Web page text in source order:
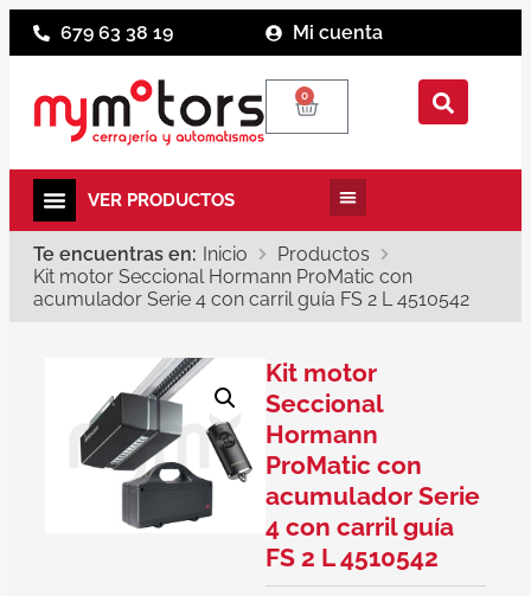
679 63 38 19 Mi cuenta
0
Te encuentras en: Inicio
Productos
Kit motor Seccional Hormann ProMatic con
acumulador Serie 4 con carril guía FS 2 L 4510542
Kit motor
Seccional
Hormann
ProMatic con
acumulador Serie
4 con carril guía
FS 2 L 4510542